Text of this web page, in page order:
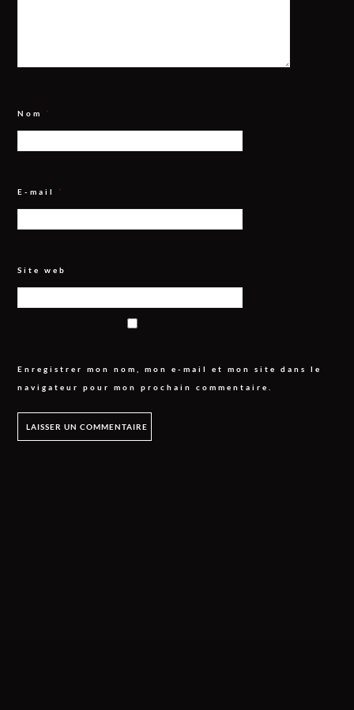
Nom *
E-mail *
Site web
Enregistrer mon nom, mon e-mail et mon site dans le
navigateur pour mon prochain commentaire.